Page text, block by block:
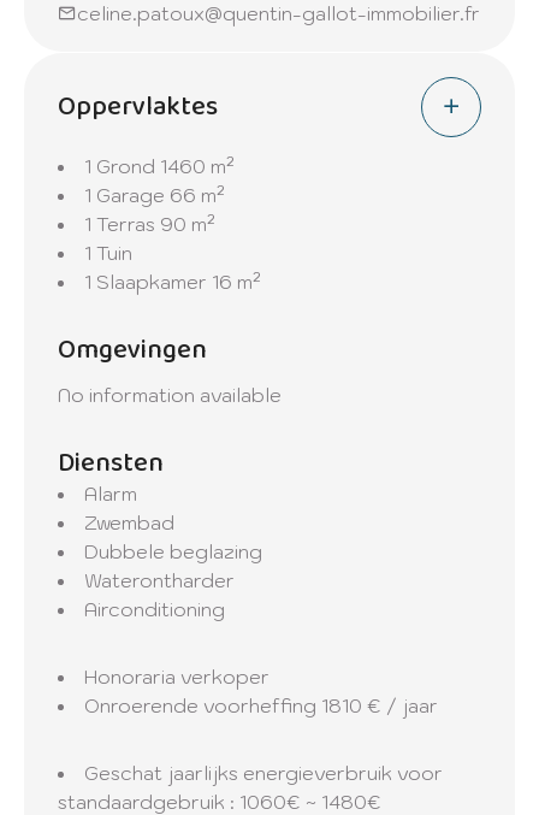
celine.patoux@quentin-gallot-immobilier.fr
Oppervlaktes
1 Grond 1460 m²
1 Garage 66 m²
1 Terras 90 m²
1 Tuin
1 Slaapkamer 16 m²
Omgevingen
No information available
Diensten
Alarm
Zwembad
Dubbele beglazing
Waterontharder
Airconditioning
Honoraria verkoper
Onroerende voorheffing 1810 € / jaar
Geschat jaarlijks energieverbruik voor
standaardgebruik : 1060€ ~ 1480€